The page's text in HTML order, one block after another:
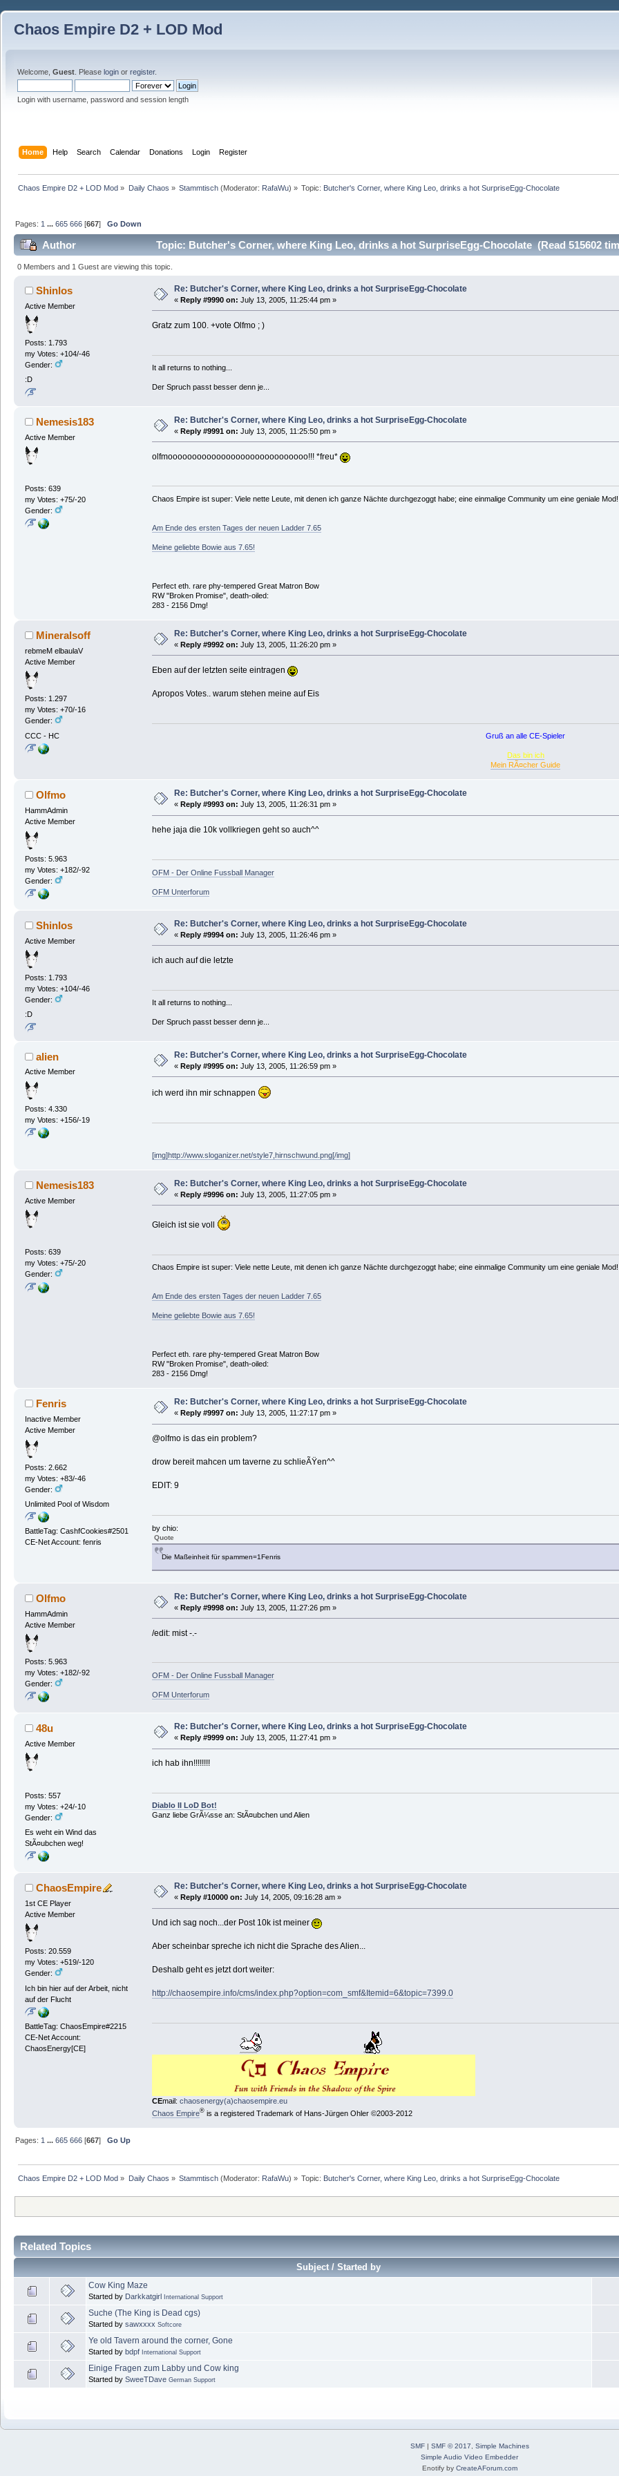
Chaos Empire D2 + LOD Mod
Welcome, Guest . Please login or register.
Login with username, password and session length
Home Help Search Calendar Donations Login Register
Chaos Empire D2 + LOD Mod » Daily Chaos » Stammtisch(Moderator: RafaWu) » Topic: Butcher's Corner, where King Leo, drinks a hot SurpriseEgg-Chocolate
Pages: 1 ...665 666 [667]Go Down
Author Topic: Butcher's Corner, where King Leo, drinks a hot SurpriseEgg-Chocolate (Read 515602
0 Members and 1 Guest are viewing this topic.
Shinlos
Active Member
Posts: 1.793
my Votes: +104/-46
Gender:
:D
Re: Butcher's Corner, where King Leo, drinks a hot SurpriseEgg-Chocolate
« Reply #9990 on: July 13, 2005, 11:25:44 pm »
Gratz zum 100. +vote Olfmo ; )
It all returns to nothing...
Der Spruch passt besser denn je...
Nemesis183
Active Member
Posts: 639
my Votes: +75/-20
Gender:
Re: Butcher's Corner, where King Leo, drinks a hot SurpriseEgg-Chocolate
« Reply #9991 on: July 13, 2005, 11:25:50 pm »
olfmooooooooooooooooooooooooooooo!!! *freu*
Chaos Empire ist super: Viele nette Leute, mit denen ich ganze Nächte durchgezoggt habe; eine einmalige Community um eine geniale Mod!
Am Ende des ersten Tages der neuen Ladder 7.65
Meine geliebte Bowie aus 7.65!
Perfect eth. rare phy-tempered Great Matron Bow
RW "Broken Promise", death-oiled:
283 - 2156 Dmg!
Mineralsoff
rebmeM elbaulaV
Active Member
Posts: 1.297
my Votes: +70/-16
Gender:
CCC - HC
Re: Butcher's Corner, where King Leo, drinks a hot SurpriseEgg-Chocolate
« Reply #9992 on: July 13, 2005, 11:26:20 pm »
Eben auf der letzten seite eintragen
Apropos Votes.. warum stehen meine auf Eis
Gruß an alle CE-Spieler
Das bin ich
Mein RÃ¤cher Guide
Olfmo
HammAdmin
Active Member
Posts: 5.963
my Votes: +182/-92
Gender:
Re: Butcher's Corner, where King Leo, drinks a hot SurpriseEgg-Chocolate
« Reply #9993 on: July 13, 2005, 11:26:31 pm »
hehe jaja die 10k vollkriegen geht so auch^^
OFM - Der Online Fussball Manager
OFM Unterforum
Shinlos
Active Member
Posts: 1.793
my Votes: +104/-46
Gender:
:D
Re: Butcher's Corner, where King Leo, drinks a hot SurpriseEgg-Chocolate
« Reply #9994 on: July 13, 2005, 11:26:46 pm »
ich auch auf die letzte
It all returns to nothing...
Der Spruch passt besser denn je...
alien
Active Member
Posts: 4.330
my Votes: +156/-19
Re: Butcher's Corner, where King Leo, drinks a hot SurpriseEgg-Chocolate
« Reply #9995 on: July 13, 2005, 11:26:59 pm »
ich werd ihn mir schnappen
[img]http://www.sloganizer.net/style7,hirnschwund.png[/img]
Nemesis183
Active Member
Posts: 639
my Votes: +75/-20
Gender:
Re: Butcher's Corner, where King Leo, drinks a hot SurpriseEgg-Chocolate
« Reply #9996 on: July 13, 2005, 11:27:05 pm »
Gleich ist sie voll
Chaos Empire ist super: Viele nette Leute, mit denen ich ganze Nächte durchgezoggt habe; eine einmalige Community um eine geniale Mod!
Am Ende des ersten Tages der neuen Ladder 7.65
Meine geliebte Bowie aus 7.65!
Perfect eth. rare phy-tempered Great Matron Bow
RW "Broken Promise", death-oiled:
283 - 2156 Dmg!
Fenris
Inactive Member
Active Member
Posts: 2.662
my Votes: +83/-46
Gender:
Unlimited Pool of Wisdom
BattleTag: CashfCookies#2501
CE-Net Account: fenris
Re: Butcher's Corner, where King Leo, drinks a hot SurpriseEgg-Chocolate
« Reply #9997 on: July 13, 2005, 11:27:17 pm »
@olfmo is das ein problem?
drow bereit mahcen um taverne zu schlieÃŸen^^
EDIT: 9
by chio:
Quote
Die Maßeinheit für spammen=1Fenris
Olfmo
HammAdmin
Active Member
Posts: 5.963
my Votes: +182/-92
Gender:
Re: Butcher's Corner, where King Leo, drinks a hot SurpriseEgg-Chocolate
« Reply #9998 on: July 13, 2005, 11:27:26 pm »
/edit: mist -.-
OFM - Der Online Fussball Manager
OFM Unterforum
48u
Active Member
Posts: 557
my Votes: +24/-10
Gender:
Es weht ein Wind das
StÃ¤ubchen weg!
Re: Butcher's Corner, where King Leo, drinks a hot SurpriseEgg-Chocolate
« Reply #9999 on: July 13, 2005, 11:27:41 pm »
ich hab ihn!!!!!!!!
Diablo II LoD Bot!
Ganz liebe GrÃ¼sse an: StÃ¤ubchen und Alien
ChaosEmpire
1st CE Player
Active Member
Posts: 20.559
my Votes: +519/-120
Gender:
Ich bin hier auf der Arbeit, nicht
auf der Flucht
BattleTag: ChaosEmpire#2215
CE-Net Account:
ChaosEnergy[CE]
Re: Butcher's Corner, where King Leo, drinks a hot SurpriseEgg-Chocolate
« Reply #10000 on: July 14, 2005, 09:16:28 am »
Und ich sag noch...der Post 10k ist meiner
Aber scheinbar spreche ich nicht die Sprache des Alien...
Deshalb geht es jetzt dort weiter:
http://chaosempire.info/cms/index.php?option=com_smf&Itemid=6&topic=7399.0
CEmail: chaosenergy(a)chaosempire.eu
Chaos Empire®is a registered Trademark of Hans-Jürgen Ohler ©2003-2012
Pages: 1 ...665 666 [667]Go Up
Chaos Empire D2 + LOD Mod » Daily Chaos » Stammtisch(Moderator: RafaWu) » Topic: Butcher's Corner, where King Leo, drinks a hot SurpriseEgg-Chocolate
Related Topics
Subject / Started by
Cow King Maze
Started by Darkkatgirl International Support
Suche (The King is Dead cgs)
Started by sawxxxx Softcore
Ye old Tavern around the corner, Gone
Started by bdpf International Support
Einige Fragen zum Labby und Cow king
Started by SweeTDave German Support
SMF| SMF © 2017
Simple Machines
Simple Audio Video Embedder
Enotify by CreateAForum.com